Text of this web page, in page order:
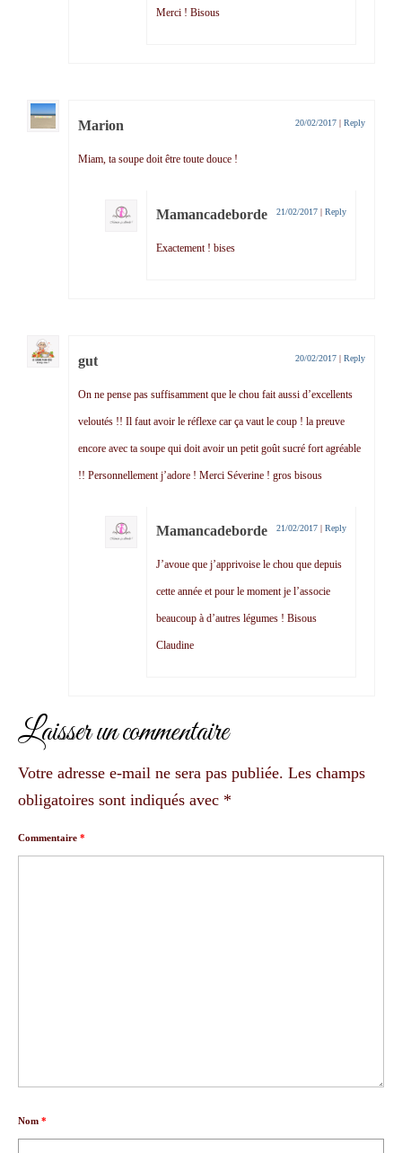
Merci ! Bisous
Marion 20/02/2017 | Reply
Miam, ta soupe doit être toute douce !
Mamancadeborde 21/02/2017 | Reply
Exactement ! bises
gut 20/02/2017 | Reply
On ne pense pas suffisamment que le chou fait aussi d’excellents
veloutés !! Il faut avoir le réflexe car ça vaut le coup ! la preuve
encore avec ta soupe qui doit avoir un petit goût sucré fort agréable
!! Personnellement j’adore ! Merci Séverine ! gros bisous
Mamancadeborde 21/02/2017 | Reply
J’avoue que j’apprivoise le chou que depuis
cette année et pour le moment je l’associe
beaucoup à d’autres légumes ! Bisous
Claudine
Laisser un commentaire
Votre adresse e-mail ne sera pas publiée. Les champs
obligatoires sont indiqués avec *
Commentaire *
Nom *